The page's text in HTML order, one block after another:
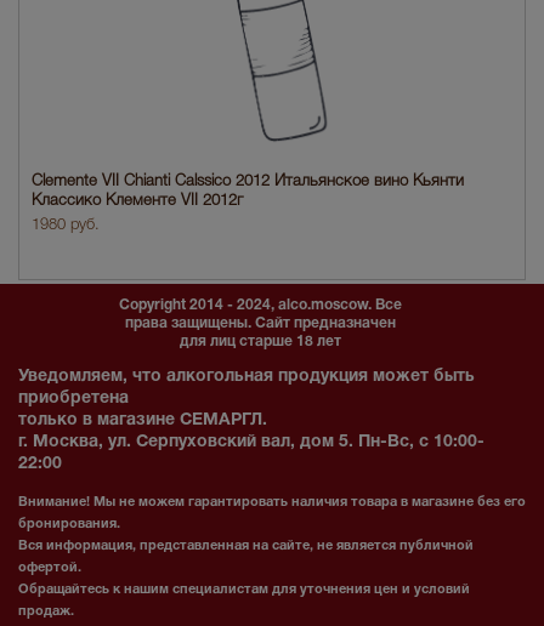
Clemente VII Chianti Calssico 2012 Итальянское вино Кьянти
Классико Клементе VII 2012г
1980 руб.
Copyright 2014 - 2024, alco.moscow. Все
права защищены. Сайт предназначен
для лиц старше 18 лет
Уведомляем, что алкогольная продукция может быть
приобретена
только в магазине СЕМАРГЛ.
г. Москва, ул. Серпуховский вал, дом 5. Пн-Вс, с 10:00-
22:00
Внимание! Мы не можем гарантировать наличия товара в магазине без его
бронирования.
Вся информация, представленная на сайте, не является публичной
офертой.
Обращайтесь к нашим специалистам для уточнения цен и условий
продаж.